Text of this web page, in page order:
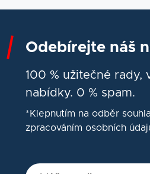
Odebírejte náš
100 % užitečné rady,
nabídky. 0 % spam.
*Klepnutím na odběr
zpracováním osobních